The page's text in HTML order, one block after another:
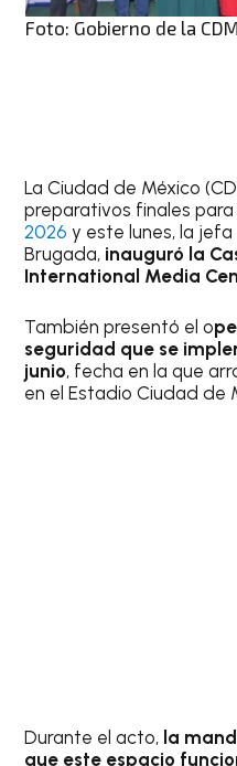
Foto: Gobierno de la
La Ciudad de México
preparativos finales para
2026 y este lunes, la
Brugada, inauguró la
International Media
También presentó el o
seguridad que se
junio, fecha en la que
en el Estadio Ciudad de
Durante el acto, la
que este espacio